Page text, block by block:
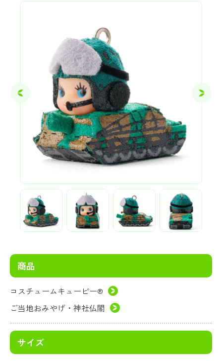
商品
コスチュームキューピー®
ご当地おみやげ・神社仏閣
サイズ